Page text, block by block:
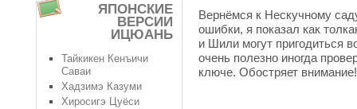
Вернёмся к Нескучному
ошибки, я показал как
и Шили могут пригодиться
очень полезно иногда
ключе. Обостряет внимание!
ЯПОНСКИЕ
ВЕРСИИ
ИЦЮАНЬ
Тайкикен Кенъичи
Саваи
Хадзимэ Казуми
Хиросигэ Цуёси